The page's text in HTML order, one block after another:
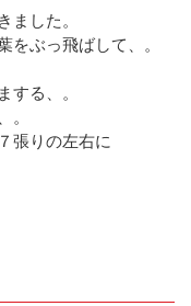
ました。
をぶっ飛ばして、。
する、。
。
張りの左右に